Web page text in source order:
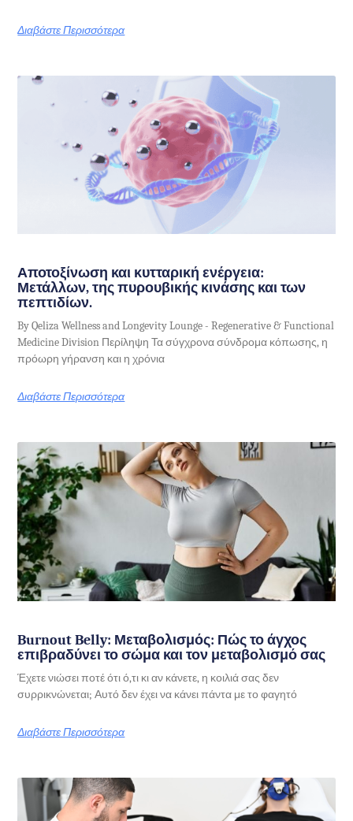
Διαβάστε Περισσότερα
Αποτοξίνωση και κυτταρική ενέργεια:
Μετάλλων, της πυρουβικής κινάσης και των
πεπτιδίων.
By Qeliza Wellness and Longevity Lounge - Regenerative & Functional
Medicine Division Περίληψη Τα σύγχρονα σύνδρομα κόπωσης, η
πρόωρη γήρανση και η χρόνια
Διαβάστε Περισσότερα
Burnout Belly: Μεταβολισμός: Πώς το άγχος
επιβραδύνει το σώμα και τον μεταβολισμό σας
Έχετε νιώσει ποτέ ότι ό,τι κι αν κάνετε, η κοιλιά σας δεν
συρρικνώνεται; Αυτό δεν έχει να κάνει πάντα με το φαγητό
Διαβάστε Περισσότερα